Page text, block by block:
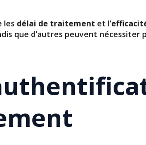
les délai de traitement et l’
que d’autres peuvent